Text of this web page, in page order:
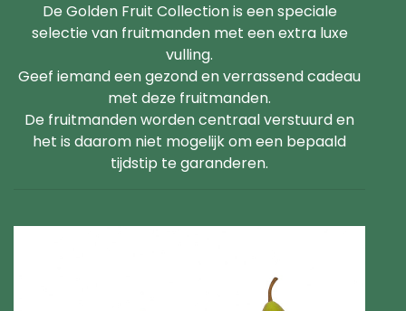
De Golden Fruit Collection is een speciale
selectie van fruitmanden met een extra luxe
vulling.
Geef iemand een gezond en verrassend cadeau
met deze fruitmanden.
De fruitmanden worden centraal verstuurd en
het is daarom niet mogelijk om een bepaald
tijdstip te garanderen.